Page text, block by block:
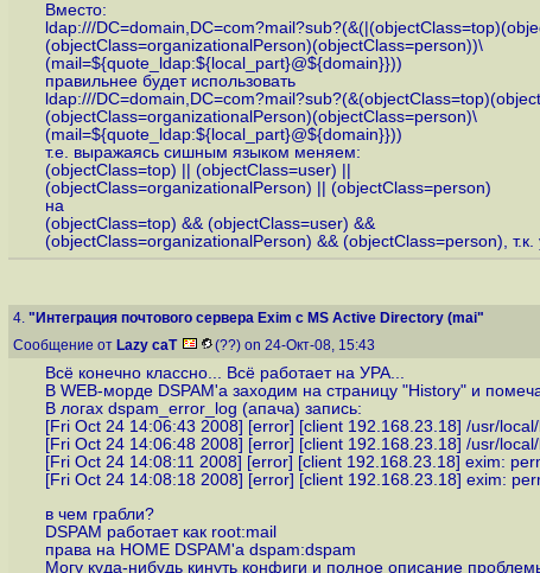
Вместо:
ldap:///
(objectClass=organizationalPerson)(objectClass=person))\
(mail=${quote_ldap:${local_part}@${domain}}))
правильнее будет использовать
ldap:///
(objectClass=organizationalPerson)(objectClass=person)\
(mail=${quote_ldap:${local_part}@${domain}}))
т.е. выражаясь сишным языком меняем:
(objectClass=top) || (objectClass=user) ||
(objectClass=organizationalPerson) || (objectClass=person)
на
(objectClass=top) && (objectClass=user) &&
(objectClass=organizationalPerson) && (objectClass=person),
4. "Интеграция почтового сервера Exim c MS Active Directory (mai"
Сообщение от Lazy caT (??) on 24-Окт-08, 15:43
Всё конечно классно... Всё работает на УРА...
В WEB-морде DSPAM'а заходим на страницу "History" и
В логах dspam_error_log (апача) запись:
[Fri Oct 24 14:06:43 2008] [error] [client 192.168.23.18] /usr/
[Fri Oct 24 14:06:48 2008] [error] [client 192.168.23.18] /usr/
[Fri Oct 24 14:08:11 2008] [error] [client 192.168.23.18] exim:
[Fri Oct 24 14:08:18 2008] [error] [client 192.168.23.18] exim:
в чем грабли?
DSPAM работает как root:mail
права на HOME DSPAM'а dspam:dspam
Могу куда-нибудь кинуть конфиги и полное описание